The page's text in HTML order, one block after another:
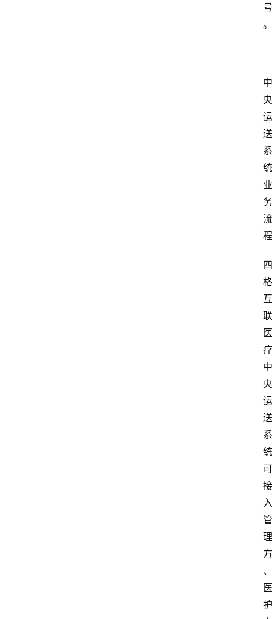
号
。
中
央
运
送
系
统
业
务
流
程
四
格
互
联
医
疗
中
央
运
送
系
统
可
接
入
管
理
方
、
医
护